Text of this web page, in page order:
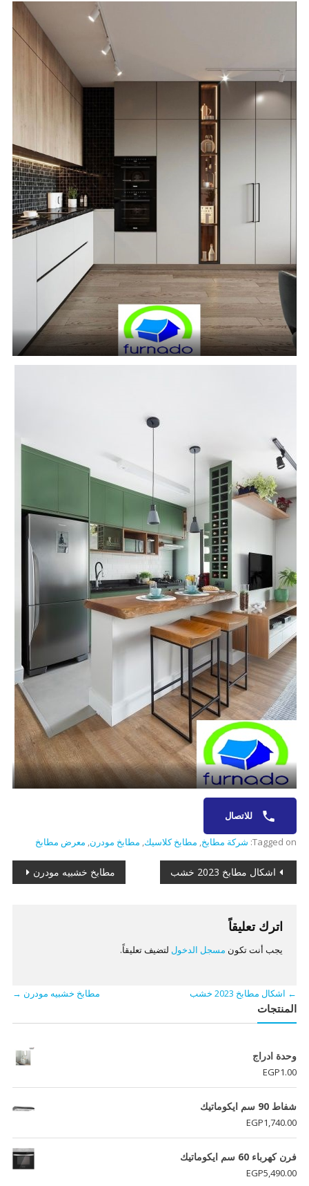
للاتصال
Tagged on: شركة مطابخ, مطابخ كلاسيك, مطابخ مودرن, معرض مطابخ
تصفّح
اشكال مطابخ 2023 خشب مطابخ خشبيه مودرن
اترك تعليقاً
يجب أنت تكون مسجل الدخول لتضيف تعليقاً.
← اشكال مطابخ 2023 خشب مطابخ خشبيه مودرن →
المنتجات
وحدة ادراج
EGP1.00
شفاط 90 سم ايكوماتيك
EGP1,740.00
فرن كهرباء 60 سم ايكوماتيك
EGP5,490.00